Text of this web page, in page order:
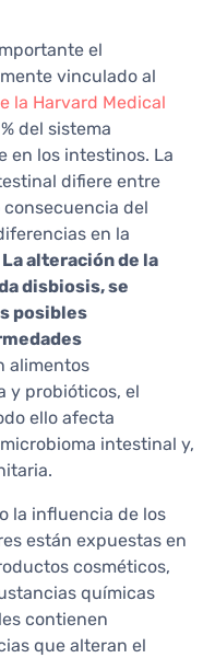
el
vinculado al
la Harvard Medical
del sistema
en los intestinos. La
difiere entre
del
en la
La alteración de la
disbiosis, se
posibles
alimentos
y probióticos, el
ello afecta
intestinal y,
la influencia de los
están expuestas en
cosméticos,
químicas
contienen
que alteran el